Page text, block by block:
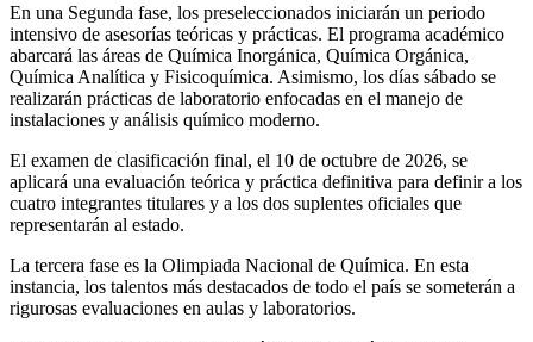
En una Segunda fase, los preseleccionados iniciarán un periodo
intensivo de asesorías teóricas y prácticas. El programa académico
abarcará las áreas de Química Inorgánica, Química Orgánica,
Química Analítica y Fisicoquímica. Asimismo, los días sábado se
realizarán prácticas de laboratorio enfocadas en el manejo de
instalaciones y análisis químico moderno.
El examen de clasificación final, el 10 de octubre de 2026, se
aplicará una evaluación teórica y práctica definitiva para definir a los
cuatro integrantes titulares y a los dos suplentes oficiales que
representarán al estado.
La tercera fase es la Olimpiada Nacional de Química. En esta
instancia, los talentos más destacados de todo el país se someterán a
rigurosas evaluaciones en aulas y laboratorios.